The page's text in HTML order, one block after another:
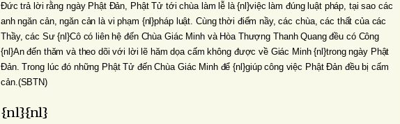
Ðức trả lời rằng ngày Phật Ðản, Phật Tử tới chùa làm lễ là {nl}việc làm đúng luật pháp, tại sao các
anh ngăn cản, ngăn cản là vi phạm {nl}pháp luật. Cùng thời điểm nầy, các chùa, các thất của các
Thầy, các Sư {nl}Cô có liên hệ đến Chùa Giác Minh và Hòa Thượng Thanh Quang đều có Công
{nl}An đến thăm và theo dõi với lời lẽ hăm dọa cấm không được về Giác Minh {nl}trong ngày Phật
Ðản. Trong lúc đó những Phật Tử đến Chùa Giác Minh để {nl}giúp công việc Phật Ðản đều bị cấm
cản.(SBTN)
{nl}{nl}